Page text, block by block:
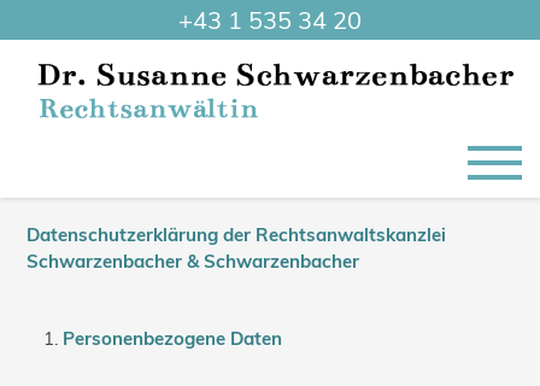
+43 1 535 34 20
Datenschutzerklärung der Rechtsanwaltskanzlei
Schwarzenbacher & Schwarzenbacher
Personenbezogene Daten